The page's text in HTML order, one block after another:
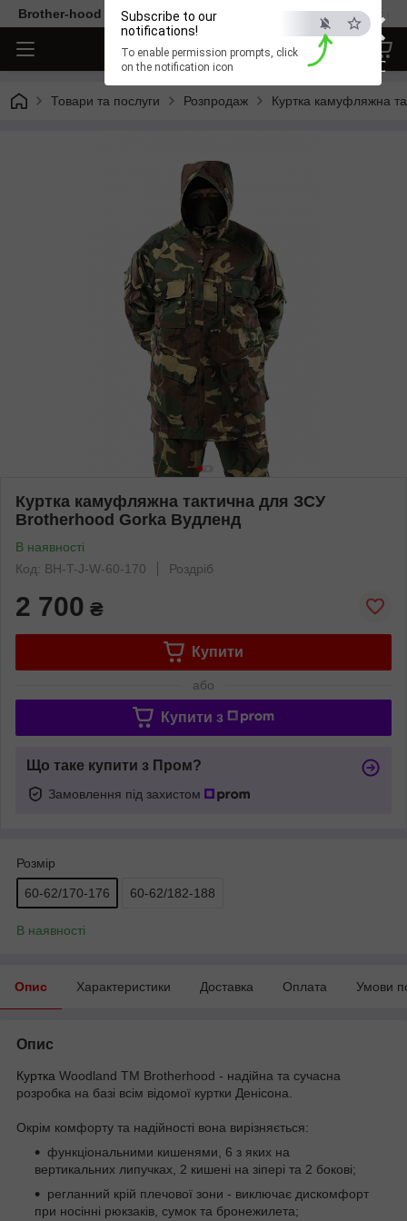
×
ESC
Subscribe to our
notifications!
To enable permission prompts, click
on the notification icon
Brother-hood - Одяг та аксесуари тільки від перевірених
Товари та послуги Розпродаж Куртка камуфляжна
Куртка камуфляжна тактична для ЗСУ
Brotherhood Gorka Вудленд
В наявності
Код: BH-T-J-W-60-170
Роздріб
2 700 ₴
Купити
або
Купити з
Що таке купити з Пром?
Замовлення під захистом
Розмір
60-62/170-176 60-62/182-188
В наявності
Опис Характеристики Доставка Оплата Умови
Опис
Куртка Woodland ТМ Brotherhood - надійна та сучасна
розробка на базі всім відомої куртки Денісона.
Окрім комфорту та надійності вона вирізняється:
функціональними кишенями, 6 з яких на
вертикальних липучках, 2 кишені на зіпері та 2 бокові;
регланний крій плечової зони - виключає дискомфорт
при носінні рюкзаків, сумок та бронежилета;